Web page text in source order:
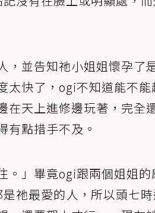
並告知祂小姐姐懷孕了
太快了，ogi不知道能不
天上進修邊玩著，完全
有點措手不及。
。」畢竟ogi跟兩個姐姐
祂最愛的人，所以頭七